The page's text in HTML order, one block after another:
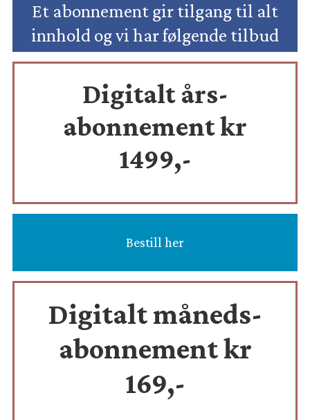
Et abonnement gir tilgang til alt
innhold og vi har følgende tilbud
Digitalt års-
abonnement kr
1499,-
Bestill her
Digitalt måneds-
abonnement kr
169,-